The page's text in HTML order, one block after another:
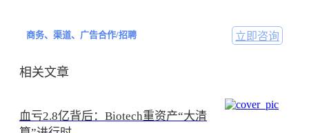
商务、渠道、广告合作/招聘 立即咨询
相关文章
血亏2.8亿背后：Biotech重资产“大清